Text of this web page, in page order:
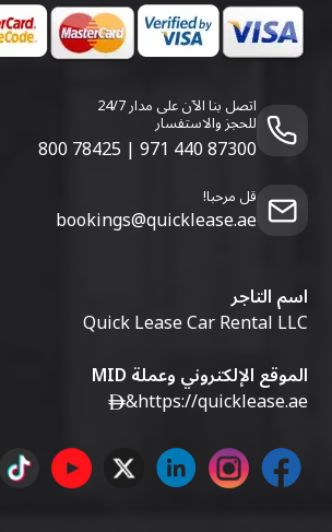
اتصل بنا الآن على مدار 24/7
للحجز والاستفسار
800 78425 | 971 440 87300
قل مرحبا!
bookings@quicklease.ae
اسم التاجر
Quick Lease Car Rental LLC
الموقع الإلكتروني وعملة MID
https://quicklease.ae
&